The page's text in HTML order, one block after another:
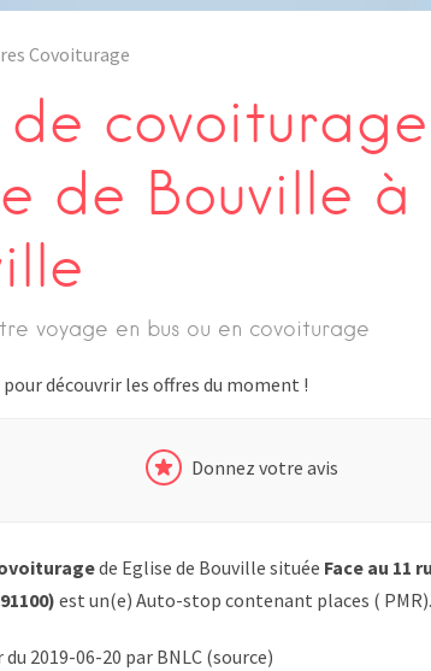
Covoiturage
de Bouville à
voyage en bus ou en covoiturage
pour découvrir les offres du moment !
Donnez votre avis
de Eglise de Bouville située Face au 11
est un(e) Auto-stop contenant places ( PMR).
du 2019-06-20 par BNLC (source)